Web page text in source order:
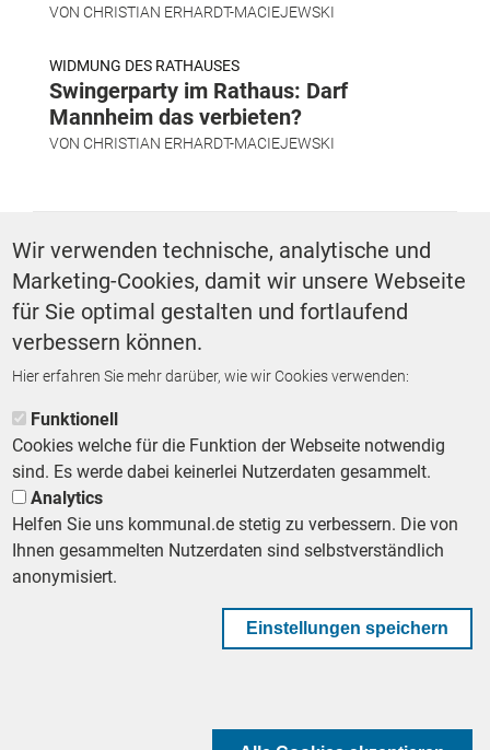
VON CHRISTIAN ERHARDT-MACIEJEWSKI
WIDMUNG DES RATHAUSES
Swingerparty im Rathaus: Darf
Mannheim das verbieten?
VON CHRISTIAN ERHARDT-MACIEJEWSKI
Finanzen
ZURÜCK ZUR STARTSEITE
Footer First Navigation
MESSE KOMMUNAL LESERSERVICE AGB DATENSCHUTZ
IMPRESSUM
KOMMUNALBESCHAFFUNG
Footer Second Navigation
Wir verwenden technische, analytische und
Marketing-Cookies, damit wir unsere Webseite
für Sie optimal gestalten und fortlaufend
verbessern können.
Hier erfahren Sie mehr darüber, wie wir Cookies verwenden:
Funktionell
Cookies welche für die Funktion der Webseite notwendig
sind. Es werde dabei keinerlei Nutzerdaten gesammelt.
Analytics
Helfen Sie uns kommunal.de stetig zu verbessern. Die von
Ihnen gesammelten Nutzerdaten sind selbstverständlich
anonymisiert.
Einstellungen speichern